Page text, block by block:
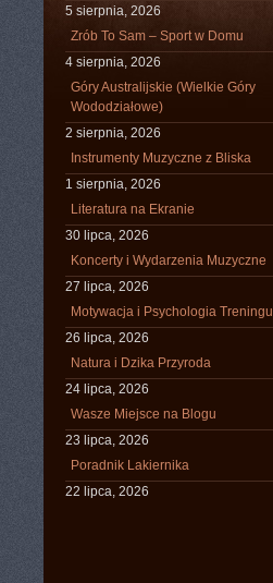
5 sierpnia, 2026
Zrób To Sam – Sport w Domu
4 sierpnia, 2026
Góry Australijskie (Wielkie Góry
Wododziałowe)
2 sierpnia, 2026
Instrumenty Muzyczne z Bliska
1 sierpnia, 2026
Literatura na Ekranie
30 lipca, 2026
Koncerty i Wydarzenia Muzyczne
27 lipca, 2026
Motywacja i Psychologia Treningu
26 lipca, 2026
Natura i Dzika Przyroda
24 lipca, 2026
Wasze Miejsce na Blogu
23 lipca, 2026
Poradnik Lakiernika
22 lipca, 2026